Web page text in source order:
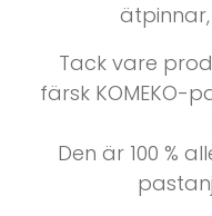
Tack vare
färsk KOMEKO-
Den är 100 %